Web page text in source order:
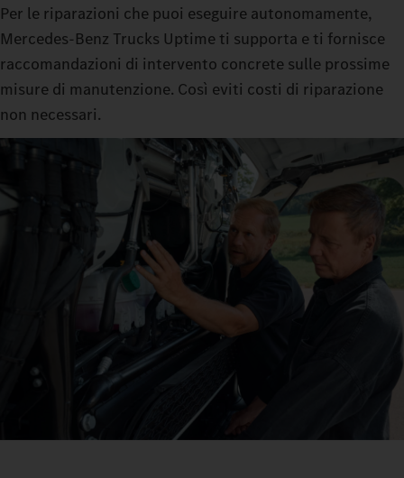
Per le riparazioni che puoi eseguire autonomamente,
Mercedes‑Benz Trucks Uptime ti supporta e ti fornisce
raccomandazioni di intervento concrete sulle prossime
misure di manutenzione. Così eviti costi di riparazione
non necessari.